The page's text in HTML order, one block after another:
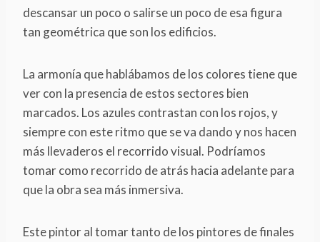
descansar un poco o salirse un poco de esa figura
tan geométrica que son los edificios.
La armonía que hablábamos de los colores tiene que
ver con la presencia de estos sectores bien
marcados. Los azules contrastan con los rojos, y
siempre con este ritmo que se va dando y nos hacen
más llevaderos el recorrido visual. Podríamos
tomar como recorrido de atrás hacia adelante para
que la obra sea más inmersiva.
Este pintor al tomar tanto de los pintores de finales